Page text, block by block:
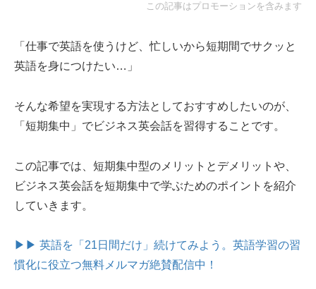
この記事はプロモーションを含みます
「仕事で英語を使うけど、忙しいから短期間でサクッと
英語を身につけたい…」
そんな希望を実現する方法としておすすめしたいのが、
「短期集中」でビジネス英会話を習得することです。
この記事では、短期集中型のメリットとデメリットや、
ビジネス英会話を短期集中で学ぶためのポイントを紹介
していきます。
▶▶ 英語を「21日間だけ」続けてみよう。 英語学習の習
慣化に役立つ無料メルマガ絶賛配信中！